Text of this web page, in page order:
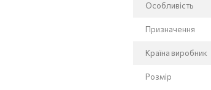
Особливість
Призначення
Країна виробник
Розмір